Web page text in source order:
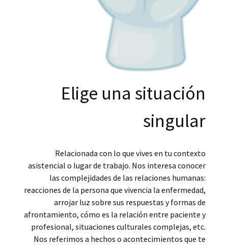
Elige una situación
singular
Relacionada con lo que vives en tu contexto
asistencial o lugar de trabajo. Nos interesa conocer
las complejidades de las relaciones humanas:
reacciones de la persona que vivencia la enfermedad,
arrojar luz sobre sus respuestas y formas de
afrontamiento, cómo es la relación entre paciente y
profesional, situaciones culturales complejas, etc.
Nos referimos a hechos o acontecimientos que te